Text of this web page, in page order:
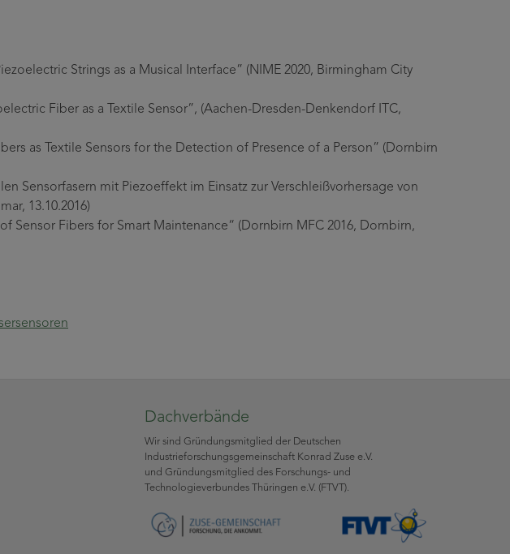
Strings as a Musical Interface” (NIME 2020, Birmingham City
Fiber as a Textile Sensor”, (Aachen-Dresden-Denkendorf ITC,
as Textile Sensors for the Detection of Presence of a Person” (Dornbirn
Sensorfasern mit Piezoeffekt im Einsatz zur Verschleißvorhersage von
13.10.2016)
Sensor Fibers for Smart Maintenance“ (Dornbirn MFC 2016, Dornbirn,
Dachverbände
Wir sind Gründungsmitglied der Deutschen
Industrieforschungsgemeinschaft Konrad Zuse e.V.
und Gründungsmitglied des Forschungs- und
Technologieverbundes Thüringen e.V. (FTVT).